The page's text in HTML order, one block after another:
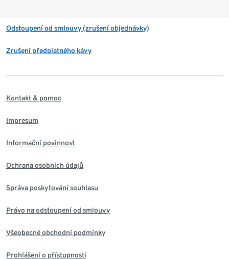
Odstoupení od smlouvy (zrušení objednávky)
Zrušení předplatného kávy
Kontakt & pomoc
Impresum
Informační povinnost
Ochrana osobních údajů
Správa poskytování souhlasu
Právo na odstoupení od smlouvy
Všeobecné obchodní podmínky
Prohlášení o přístupnosti